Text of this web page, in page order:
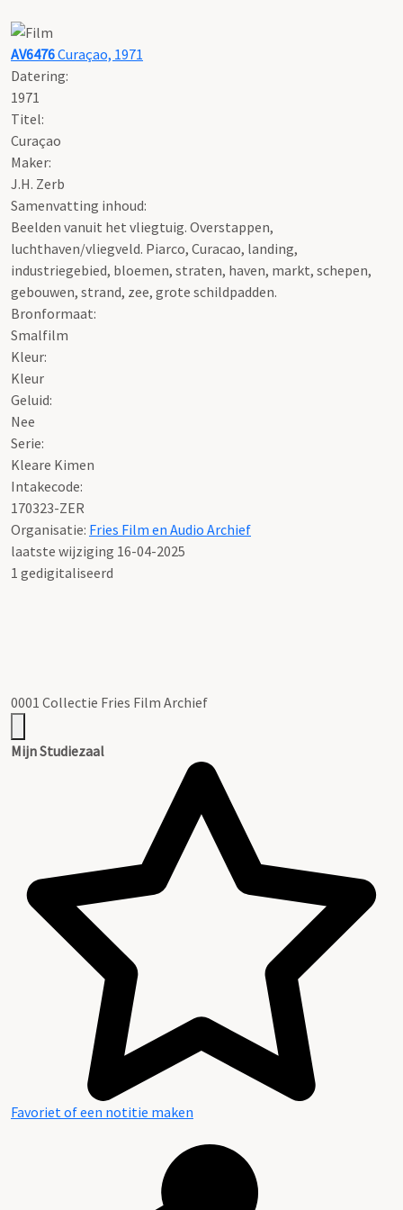
AV6476Curaçao, 1971
Datering:
1971
Titel:
Curaçao
Maker:
J.H. Zerb
Samenvatting inhoud:
Beelden vanuit het vliegtuig. Overstappen,
luchthaven/vliegveld. Piarco, Curacao, landing,
industriegebied, bloemen, straten, haven, markt, schepen,
gebouwen, strand, zee, grote schildpadden.
Bronformaat:
Smalfilm
Kleur:
Kleur
Geluid:
Nee
Serie:
Kleare Kimen
Intakecode:
170323-ZER
Organisatie: Fries Film en Audio Archief
laatste wijziging 16-04-2025
1 gedigitaliseerd
0001 Collectie Fries Film Archief
Mijn Studiezaal
Favoriet of een notitie maken